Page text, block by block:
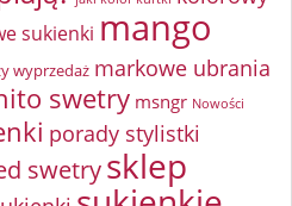
sukienki mango
wyprzedaż markowe ubrania
swetry msngr Nowości
porady stylistki
swetrysklep